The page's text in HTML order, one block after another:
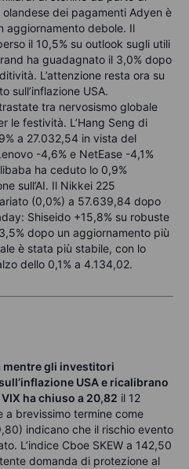
dei pagamenti Adyen è
aggiornamento debole. Il
il 10,5% su outlook sugli utili
ha guadagnato il 3,0% dopo
L’attenzione resta ora su
sull’inflazione USA.
tra nervosismo globale
le festività. L’Hang Seng di
a 27.032,54 in vista del
-4,6% e NetEase -4,1%
ha ceduto lo 0,9%
sull’AI. Il Nikkei 225
(0,0%) a 57.639,84 dopo
Shiseido +15,8% su robuste
dopo un aggiornamento più
è stata più stabile, con lo
dello 0,1% a 4.134,02.
mentre gli investitori
USA e ricalibrano
ha chiuso a 20,82 il 12
a brevissimo termine come
indicano che il rischio evento
L’indice Cboe SKEW a 142,50
domanda di protezione al